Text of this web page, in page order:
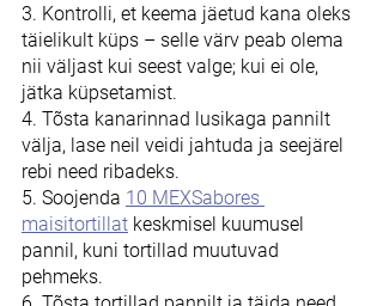
3. Kontrolli, et keema jäetud kana oleks
täielikult küps – selle värv peab olema
nii väljast kui seest valge; kui ei ole,
jätka küpsetamist.
4. Tõsta kanarinnad lusikaga pannilt
välja, lase neil veidi jahtuda ja seejärel
rebi need ribadeks.
5. Soojenda 10 MEXSabores
maisitortillat keskmisel kuumusel
pannil, kuni tortillad muutuvad
pehmeks.